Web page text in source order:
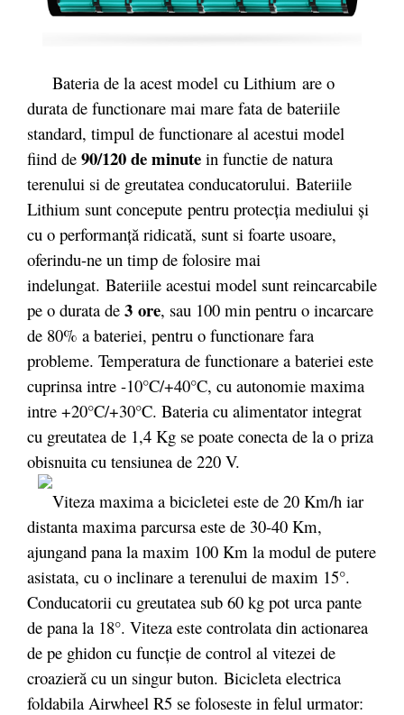
Bateria de la acest model cu Lithium are o
durata de functionare mai mare fata de bateriile
standard, timpul de functionare al acestui model
fiind de 90/120 de minute in functie de natura
terenului si de greutatea conducatorului. Bateriile
Lithium sunt concepute pentru protecţia mediului şi
cu o performanţă ridicată, sunt si foarte usoare,
oferindu-ne un timp de folosire mai
indelungat. Bateriile acestui model sunt reincarcabile
pe o durata de 3 ore, sau 100 min pentru o incarcare
de 80% a bateriei, pentru o functionare fara
probleme. Temperatura de functionare a bateriei este
cuprinsa intre -10°C/+40°C, cu autonomie maxima
intre +20°C/+30°C. Bateria cu alimentator integrat
cu greutatea de 1,4 Kg se poate conecta de la o priza
obisnuita cu tensiunea de 220 V.
Viteza maxima a bicicletei este de 20 Km/h iar
distanta maxima parcursa este de 30-40 Km,
ajungand pana la maxim 100 Km la modul de putere
asistata, cu o inclinare a terenului de maxim 15°.
Conducatorii cu greutatea sub 60 kg pot urca pante
de pana la 18°. Viteza este controlata din actionarea
de pe ghidon cu funcție de control al vitezei de
croazieră cu un singur buton. Bicicleta electrica
foldabila Airwheel R5 se foloseste in felul urmator: